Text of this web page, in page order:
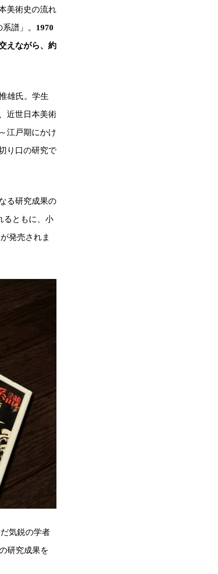
美術史の流れ
譜」。 1970
えながら、約
雄氏。学生
近世日本美術
江戸期にかけ
り口の研究で
る研究成果の
るともに、小
発売されま
気鋭の学者
研究成果を